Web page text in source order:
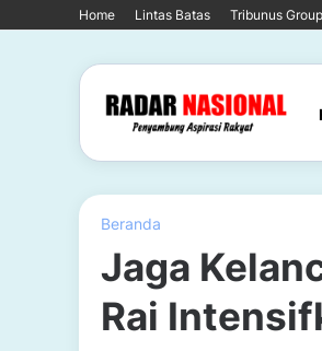
Home Lintas Batas Tribunus Group
Beranda
Jaga
Rai